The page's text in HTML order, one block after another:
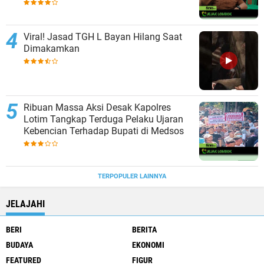
Viral! Jasad TGH L Bayan Hilang Saat
Dimakamkan
Ribuan Massa Aksi Desak Kapolres
Lotim Tangkap Terduga Pelaku Ujaran
Kebencian Terhadap Bupati di Medsos
TERPOPULER LAINNYA
JELAJAHI
BERI
BERITA
BUDAYA
EKONOMI
FEATURED
FIGUR